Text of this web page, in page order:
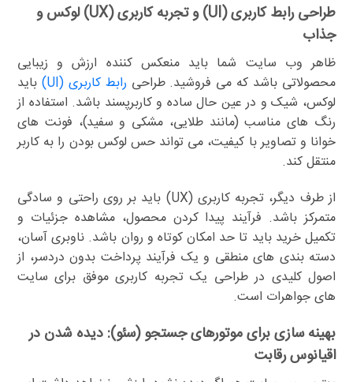
طراحی رابط کاربری (UI) و تجربه کاربری (UX) لوکس و
جذاب
ظاهر وب سایت شما باید منعکس کننده ارزش و زیبایی
محصولاتی باشد که می فروشید. طراحی رابط کاربری (UI)
باید
لوکس، شیک و در عین حال ساده و کاربرپسند باشد. استفاده از
رنگ های مناسب (مانند طلایی، مشکی و سفید)، فونت های
خوانا و تصاویر با کیفیت، می تواند حس لوکس بودن را به کاربر
منتقل کند.
از طرف دیگر، تجربه کاربری (UX) باید بر روی راحتی و سادگی
متمرکز باشد. فرآیند پیدا کردن محصول، مشاهده جزئیات و
تکمیل خرید باید تا حد امکان کوتاه و روان باشد. ناوبری آسان،
دسته بندی های منطقی و یک فرآیند پرداخت بدون دردسر، از
اصول کلیدی در طراحی یک تجربه کاربری موفق برای سایت
های جواهرات است.
بهینه سازی برای موتورهای جستجو (سئو): دیده شدن در
اقیانوس رقابت